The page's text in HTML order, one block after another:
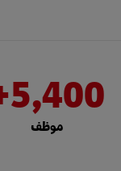
5,400+
موظف